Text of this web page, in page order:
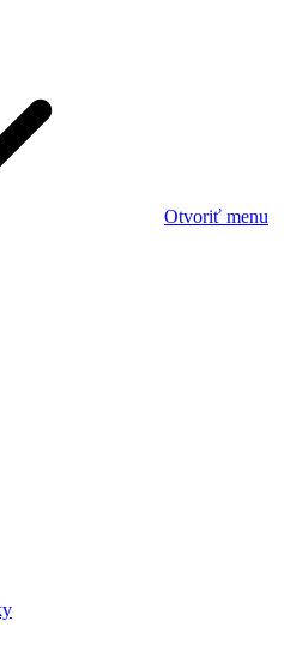
Otvoriť menu